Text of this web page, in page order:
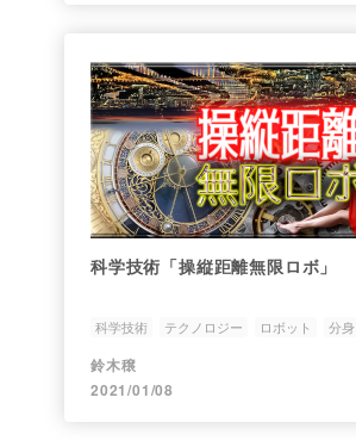
科学技術「操縦距離無限ロボ」
科学技術 テクノロジー ロボット 分身
鈴木穣
2021/01/08